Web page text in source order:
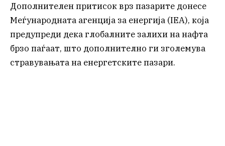
Дополнителен притисок врз пазарите донесе
Меѓународната агенција за енергија (IEA), која
предупреди дека глобалните залихи на нафта
брзо паѓаат, што дополнително ги зголемува
стравувањата на енергетските пазари.